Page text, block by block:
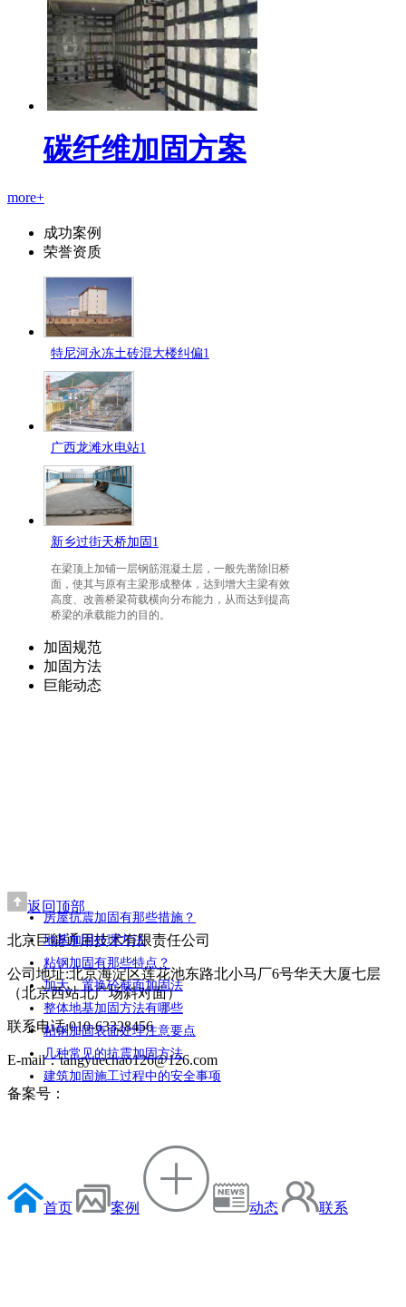
碳纤维加固方案
more+
成功案例
荣誉资质
特尼河永冻土砖混大楼纠偏1
广西龙滩水电站1
新乡过街天桥加固1
在梁顶上加铺一层钢筋混凝土层，一般先凿除旧桥
面，使其与原有主梁形成整体，达到增大主梁有效
高度、改善桥梁荷载横向分布能力，从而达到提高
桥梁的承载能力的目的。
加固规范
加固方法
巨能动态
房屋抗震加固有那些措施？
地基加固处理方法
粘钢加固有那些特点？
加大、置换砼截面加固法
整体地基加固方法有哪些
粘钢加固表面处理注意要点
几种常见的抗震加固方法
建筑加固施工过程中的安全事项
返回顶部
北京巨能通用技术有限责任公司
公司地址:北京海淀区莲花池东路北小马厂6号华天大厦七层
（北京西站北广场斜对面）
联系电话:010-63328456
E-mail：tangyuechao126@126.com
备案号：
首页 案例 动态 联系